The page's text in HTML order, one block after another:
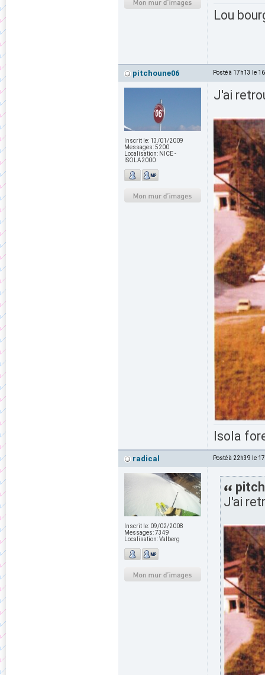
Lou
pitchoune06 Posté à 17h13 le
Inscrit le: 13/01/2009
Messages:5200
Localisation: NICE -
ISOLA2000
J'ai
Isola
radical Posté à 22h39 le
Inscrit le: 09/02/2008
Messages:7349
Localisation:Valberg
J'ai